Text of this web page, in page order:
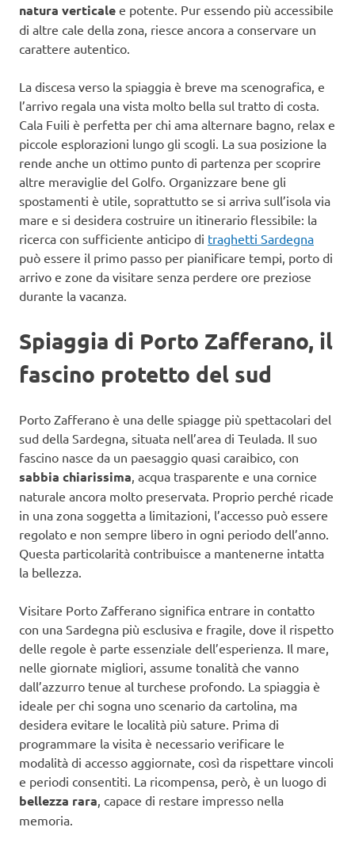
natura verticale e potente. Pur essendo più accessibile
di altre cale della zona, riesce ancora a conservare un
carattere autentico.
La discesa verso la spiaggia è breve ma scenografica, e
l’arrivo regala una vista molto bella sul tratto di costa.
Cala Fuili è perfetta per chi ama alternare bagno, relax e
piccole esplorazioni lungo gli scogli. La sua posizione la
rende anche un ottimo punto di partenza per scoprire
altre meraviglie del Golfo. Organizzare bene gli
spostamenti è utile, soprattutto se si arriva sull’isola via
mare e si desidera costruire un itinerario flessibile: la
ricerca con sufficiente anticipo di traghetti Sardegna
può essere il primo passo per pianificare tempi, porto di
arrivo e zone da visitare senza perdere ore preziose
durante la vacanza.
Spiaggia di Porto Zafferano, il
fascino protetto del sud
Porto Zafferano è una delle spiagge più spettacolari del
sud della Sardegna, situata nell’area di Teulada. Il suo
fascino nasce da un paesaggio quasi caraibico, con
sabbia chiarissima, acqua trasparente e una cornice
naturale ancora molto preservata. Proprio perché ricade
in una zona soggetta a limitazioni, l’accesso può essere
regolato e non sempre libero in ogni periodo dell’anno.
Questa particolarità contribuisce a mantenerne intatta
la bellezza.
Visitare Porto Zafferano significa entrare in contatto
con una Sardegna più esclusiva e fragile, dove il rispetto
delle regole è parte essenziale dell’esperienza. Il mare,
nelle giornate migliori, assume tonalità che vanno
dall’azzurro tenue al turchese profondo. La spiaggia è
ideale per chi sogna uno scenario da cartolina, ma
desidera evitare le località più sature. Prima di
programmare la visita è necessario verificare le
modalità di accesso aggiornate, così da rispettare vincoli
e periodi consentiti. La ricompensa, però, è un luogo di
bellezza rara, capace di restare impresso nella
memoria.